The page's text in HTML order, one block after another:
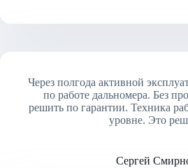
Через полгода активной
по работе дальномера. Без
решить по гарантии. Техника
уровне. Это
Сергей